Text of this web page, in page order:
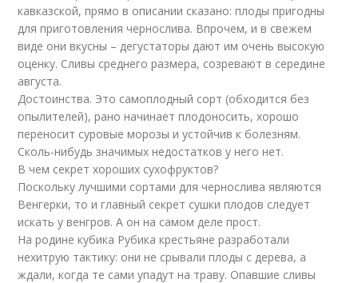
кавказской, прямо в описании сказано: плоды пригодны
для приготовления чернослива. Впрочем, и в свежем
виде они вкусны – дегустаторы дают им очень высокую
оценку. Сливы среднего размера, созревают в середине
августа.
Достоинства. Это самоплодный сорт (обходится без
опылителей), рано начинает плодоносить, хорошо
переносит суровые морозы и устойчив к болезням.
Сколь-нибудь значимых недостатков у него нет.
В чем секрет хороших сухофруктов?
Поскольку лучшими сортами для чернослива являются
Венгерки, то и главный секрет сушки плодов следует
искать у венгров. А он на самом деле прост.
На родине кубика Рубика крестьяне разработали
нехитрую тактику: они не срывали плоды с дерева, а
ждали, когда те сами упадут на траву. Опавшие сливы